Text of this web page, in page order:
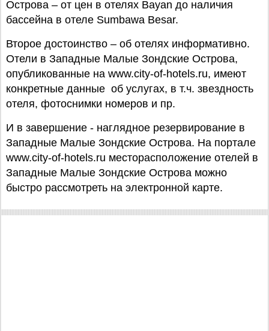
Острова – от цен в отелях Bayan до наличия
бассейна в отеле Sumbawa Besar.
Второе достоинство – об отелях информативно.
Отели в Западные Малые Зондские Острова,
опубликованные на www.city-of-hotels.ru, имеют
конкретные данные об услугах, в т.ч. звездность
отеля, фотоснимки номеров и пр.
И в завершение - наглядное резервирование в
Западные Малые Зондские Острова. На портале
www.city-of-hotels.ru месторасположение отелей в
Западные Малые Зондские Острова можно
быстро рассмотреть на электронной карте.